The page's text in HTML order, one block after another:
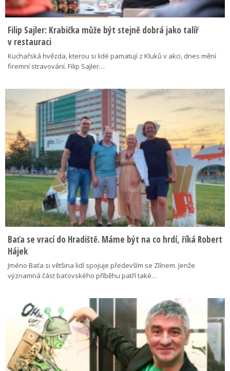
Filip Sajler: Krabička může být stejně dobrá jako talíř
v restauraci
Kuchařská hvězda, kterou si lidé pamatují z Kluků v akci, dnes mění
firemní stravování. Filip Sajler…
Baťa se vrací do Hradiště. Máme být na co hrdí, říká Robert
Hájek
Jméno Baťa si většina lidí spojuje především se Zlínem. Jenže
významná část baťovského příběhu patří také…